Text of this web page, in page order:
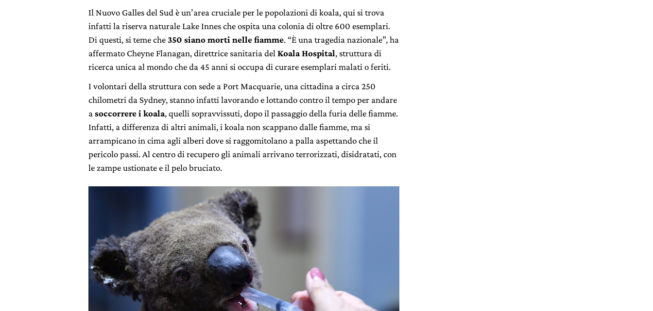
Il Nuovo Galles del Sud è un’area cruciale per le popolazioni di koala, qui si trova
infatti la riserva naturale Lake Innes che ospita una colonia di oltre 600 esemplari.
Di questi, si teme che350 siano morti nelle fiamme. “È una tragedia nazionale”, ha
affermato Cheyne Flanagan, direttrice sanitaria delKoala Hospital, struttura di
ricerca unica al mondo che da 45 anni si occupa di curare esemplari malati o feriti.
I volontari della struttura con sede a Port Macquarie, una cittadina a circa 250
chilometri da Sydney, stanno infatti lavorando e lottando contro il tempo per andare
asoccorrere i koala, quelli sopravvissuti, dopo il passaggio della furia delle fiamme.
Infatti, a differenza di altri animali, i koala non scappano dalle fiamme, ma si
arrampicano in cima agli alberi dove si raggomitolano a palla aspettando che il
pericolo passi. Al centro di recupero gli animali arrivano terrorizzati, disidratati, con
le zampe ustionate e il pelo bruciato.